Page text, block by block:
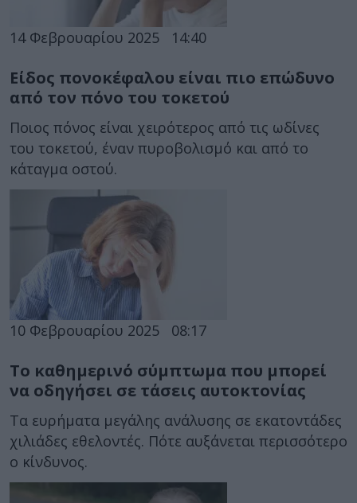
14 Φεβρουαρίου 2025 14:40
Είδος πονοκέφαλου είναι πιο επώδυνο
από τον πόνο του τοκετού
Ποιος πόνος είναι χειρότερος από τις ωδίνες
του τοκετού, έναν πυροβολισμό και από το
κάταγμα οστού.
10 Φεβρουαρίου 2025 08:17
Το καθημερινό σύμπτωμα που μπορεί
να οδηγήσει σε τάσεις αυτοκτονίας
Τα ευρήματα μεγάλης ανάλυσης σε εκατοντάδες
χιλιάδες εθελοντές. Πότε αυξάνεται περισσότερο
ο κίνδυνος.